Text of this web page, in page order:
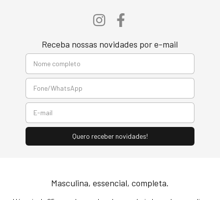
Receba nossas novidades por e-mail
Masculina, essencial, completa.